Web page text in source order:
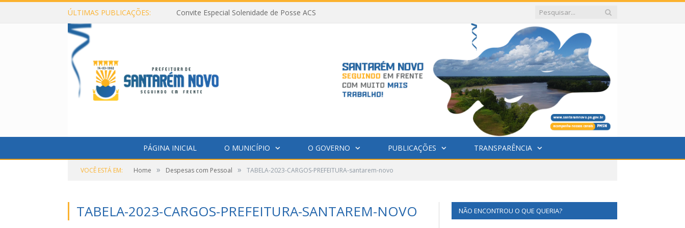
ÚLTIMAS PUBLICAÇÕES: Convite Especial Solenidade de Posse ACS
PÁGINA INICIAL O MUNICÍPIO O GOVERNO PUBLICAÇÕES TRANSPARÊNCIA
VOCÊ ESTÁ EM: Home » Despesas com Pessoal » TABELA-2023-CARGOS-PREFEITURA-santarem-novo
TABELA-2023-CARGOS-PREFEITURA-SANTAREM-NOVO NÃO ENCONTROU O QUE QUERIA?